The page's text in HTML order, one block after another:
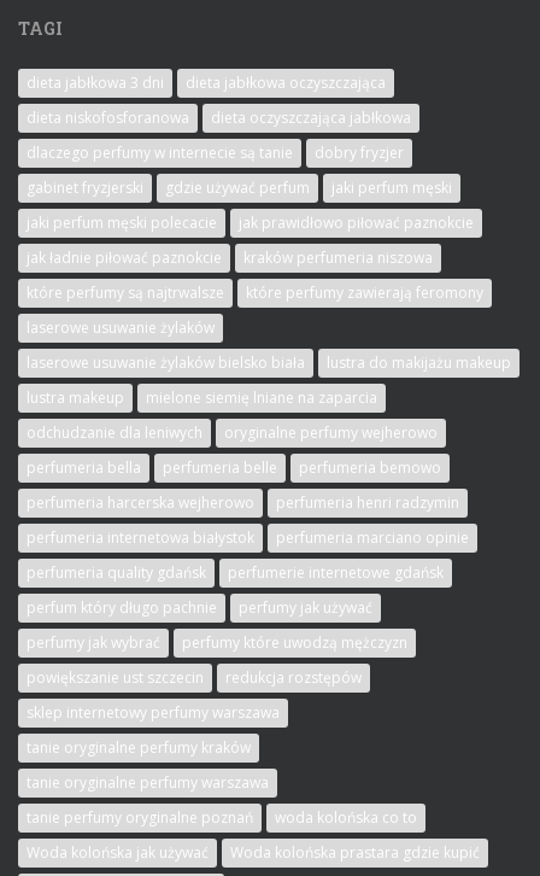
TAGI
dieta jabłkowa 3 dni
dieta jabłkowa oczyszczająca
dieta niskofosforanowa
dieta oczyszczająca jabłkowa
dlaczego perfumy w internecie są tanie
dobry fryzjer
gabinet fryzjerski
gdzie używać perfum
jaki perfum męski
jaki perfum męski polecacie
jak prawidłowo piłować paznokcie
jak ładnie piłować paznokcie
kraków perfumeria niszowa
które perfumy są najtrwalsze
które perfumy zawierają feromony
laserowe usuwanie żylaków
laserowe usuwanie żylaków bielsko biała
lustra do makijażu makeup
lustra makeup
mielone siemię lniane na zaparcia
odchudzanie dla leniwych
oryginalne perfumy wejherowo
perfumeria bella
perfumeria belle
perfumeria bemowo
perfumeria harcerska wejherowo
perfumeria henri radzymin
perfumeria internetowa białystok
perfumeria marciano opinie
perfumeria quality gdańsk
perfumerie internetowe gdańsk
perfum który długo pachnie
perfumy jak używać
perfumy jak wybrać
perfumy które uwodzą mężczyzn
powiększanie ust szczecin
redukcja rozstępów
sklep internetowy perfumy warszawa
tanie oryginalne perfumy kraków
tanie oryginalne perfumy warszawa
tanie perfumy oryginalne poznań
woda kolońska co to
Woda kolońska jak używać
Woda kolońska prastara gdzie kupić